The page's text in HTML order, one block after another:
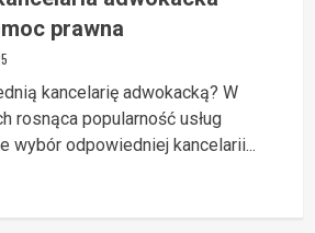
prawna
kancelarię adwokacką? W
rosnąca popularność usług
wybór odpowiedniej kancelarii...